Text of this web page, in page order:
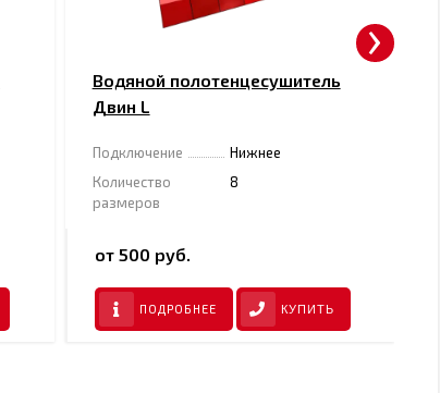
Водяной полотенцесушитель
Двин L
Подключение
Нижнее
Количество
размеров
8
от 500 руб.
ПОДРОБНЕЕ КУПИТЬ
›